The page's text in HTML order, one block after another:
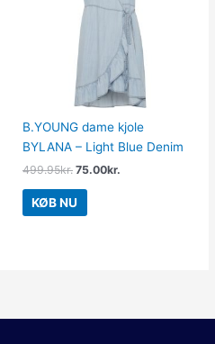
B.YOUNG dame kjole
BYLANA – Light Blue Denim
499.95kr. 75.00kr.
KØB NU